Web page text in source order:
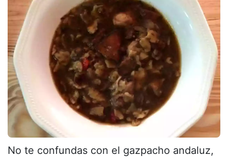
No te confundas con el gazpacho andaluz,